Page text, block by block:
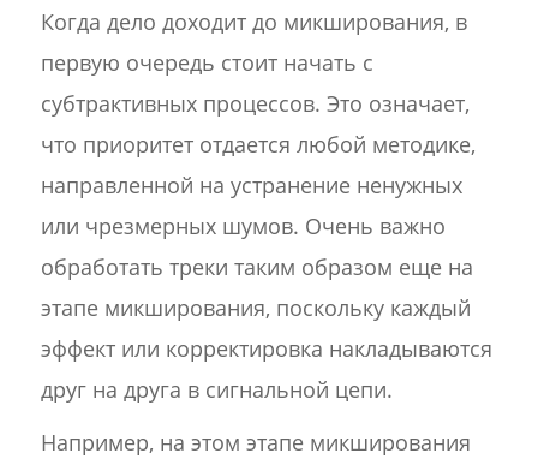
Когда дело доходит до микширования, в
первую очередь стоит начать с
субтрактивных процессов. Это означает,
что приоритет отдается любой методике,
направленной на устранение ненужных
или чрезмерных шумов. Очень важно
обработать треки таким образом еще на
этапе микширования, поскольку каждый
эффект или корректировка накладываются
друг на друга в сигнальной цепи.
Например, на этом этапе микширования